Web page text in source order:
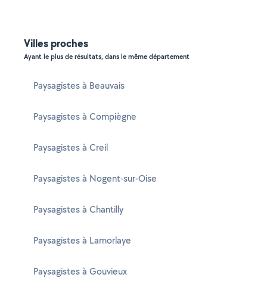
Villes proches
Ayant le plus de résultats, dans le même département
Paysagistes à Beauvais
Paysagistes à Compiègne
Paysagistes à Creil
Paysagistes à Nogent-sur-Oise
Paysagistes à Chantilly
Paysagistes à Lamorlaye
Paysagistes à Gouvieux